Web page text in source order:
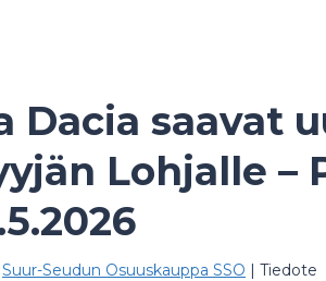
Dacia saavat
Lohjalle –
Suur-Seudun Osuuskauppa SSO | Tiedote